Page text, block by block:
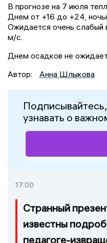
В прогнозе на 7 июля
Днем от +16 до +24,
Ожидается очень слабый
м/с.
Днем осадков не
Автор:
Анна Шлыкова
узнавать о
17:00
Странный
известны
педагоге-